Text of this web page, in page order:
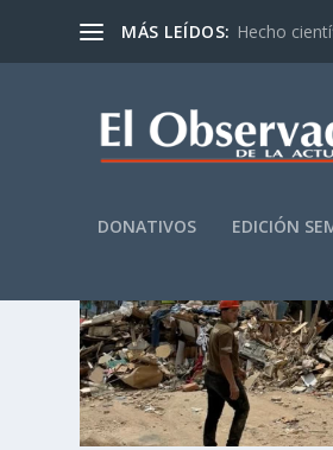
MÁS LEÍDOS: Hecho
DONATIVOS EDICIÓN